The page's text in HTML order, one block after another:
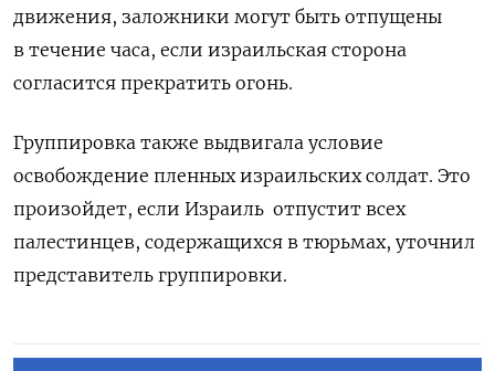
движения, заложники могут быть отпущены
в течение часа, если израильская сторона
согласится прекратить огонь.
Группировка также выдвигала условие
освобождение пленных израильских солдат. Это
произойдет, если Израиль отпустит всех
палестинцев, содержащихся в тюрьмах, уточнил
представитель группировки.